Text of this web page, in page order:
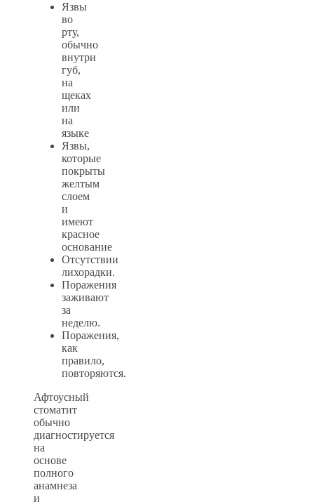
Язвы
во
рту,
обычно
внутри
губ,
на
щеках
или
на
языке
Язвы,
которые
покрыты
желтым
слоем
и
имеют
красное
основание
Отсутствии
лихорадки.
Поражения
заживают
за
неделю.
Поражения,
как
правило,
повторяются.
Афтоусный
стоматит
обычно
диагностируется
на
основе
полного
анамнеза
и